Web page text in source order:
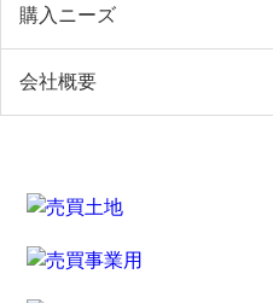
購入ニーズ
会社概要